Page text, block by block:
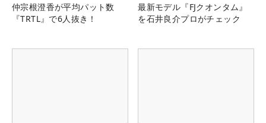
仲宗根澄香が平均パット数
『TRTL』で6人抜き！
最新モデル『FJクオンタム』
を石井良介プロがチェック